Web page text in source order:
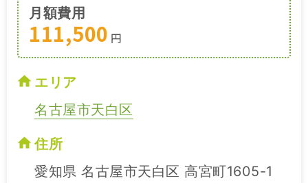
月額費用
111,500 円
エリア
名古屋市天白区
住所
愛知県 名古屋市天白区 高宮町1605-1